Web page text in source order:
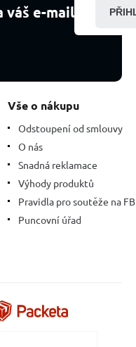
váš e-mail
Vše o nákupu
Odstoupení od smlouvy
O nás
Snadná reklamace
Výhody produktů
Pravidla pro soutěže na FB
Puncovní úřad